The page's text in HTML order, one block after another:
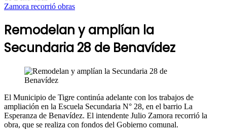
Zamora recorrió obras
Remodelan y amplían la
Secundaria 28 de Benavídez
El Municipio de Tigre continúa adelante con los trabajos de
ampliación en la Escuela Secundaria N° 28, en el barrio La
Esperanza de Benavídez. El intendente Julio Zamora recorrió la
obra, que se realiza con fondos del Gobierno comunal.